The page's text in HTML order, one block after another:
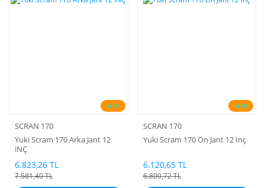
%10
SCRAN 170
Yuki Scram 170 Arka Jant 12
iNÇ
6.823,26 TL
7.581,40 TL
%10
SCRAN 170
Yuki Scram 170 Ön Jant 12 İnç
6.120,65 TL
6.800,72 TL